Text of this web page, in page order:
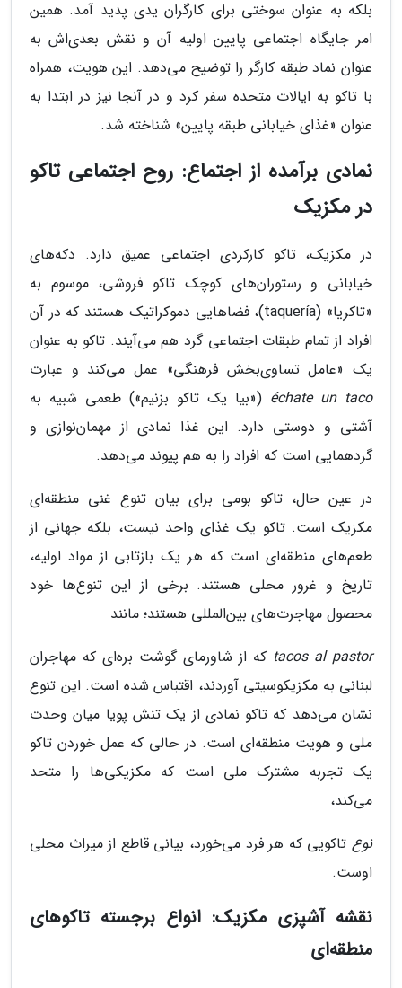
بلکه به عنوان سوختی برای کارگران یدی پدید آمد. همین
امر جایگاه اجتماعی پایین اولیه آن و نقش بعدی‌اش به
عنوان نماد طبقه کارگر را توضیح می‌دهد. این هویت، همراه
با تاکو به ایالات متحده سفر کرد و در آنجا نیز در ابتدا به
عنوان «غذای خیابانی طبقه پایین» شناخته شد.
نمادی برآمده از اجتماع: روح اجتماعی تاکو
در مکزیک
در مکزیک، تاکو کارکردی اجتماعی عمیق دارد. دکه‌های
خیابانی و رستوران‌های کوچک تاکو فروشی، موسوم به
«تاکریا» (taquería)، فضاهایی دموکراتیک هستند که در آن
افراد از تمام طبقات اجتماعی گرد هم می‌آیند. تاکو به عنوان
یک «عامل تساوی‌بخش فرهنگی» عمل می‌کند و عبارت
échate un taco («بیا یک تاکو بزنیم») طعمی شبیه به
آشتی و دوستی دارد. این غذا نمادی از مهمان‌نوازی و
گردهمایی است که افراد را به هم پیوند می‌دهد.
در عین حال، تاکو بومی برای بیان تنوع غنی منطقه‌ای
مکزیک است. تاکو یک غذای واحد نیست، بلکه جهانی از
طعم‌های منطقه‌ای است که هر یک بازتابی از مواد اولیه،
تاریخ و غرور محلی هستند. برخی از این تنوع‌ها خود
محصول مهاجرت‌های بین‌المللی هستند؛ مانند
tacos al pastor که از شاورمای گوشت بره‌ای که مهاجران
لبنانی به مکزیکوسیتی آوردند، اقتباس شده است. این تنوع
نشان می‌دهد که تاکو نمادی از یک تنش پویا میان وحدت
ملی و هویت منطقه‌ای است. در حالی که عمل خوردن تاکو
یک تجربه مشترک ملی است که مکزیکی‌ها را متحد
می‌کند،
نوع تاکویی که هر فرد می‌خورد، بیانی قاطع از میراث محلی
اوست.
نقشه آشپزی مکزیک: انواع برجسته تاکوهای
منطقه‌ای